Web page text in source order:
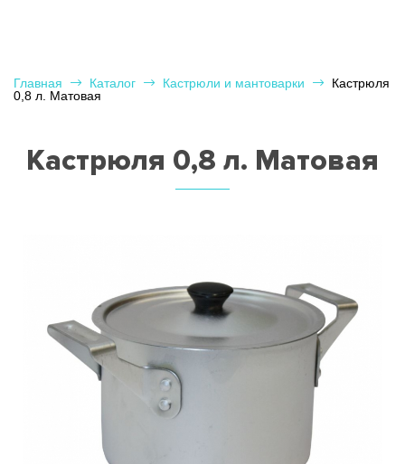
Главная Каталог Кастрюли и мантоварки
Кастрюля
0,8 л. Матовая
Кастрюля 0,8 л. Матовая